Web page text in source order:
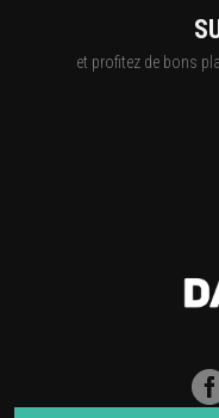
et profitez de bons